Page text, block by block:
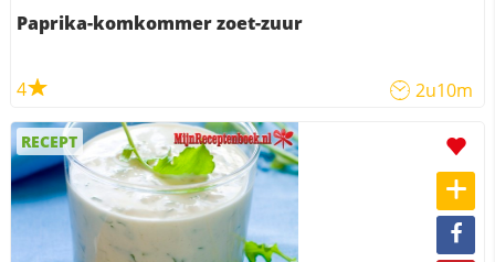
Paprika-komkommer zoet-zuur
4 2u10m
RECEPT